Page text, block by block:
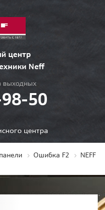
центр
Neff
выходных
50
центра
Ошибка F2
NEFF